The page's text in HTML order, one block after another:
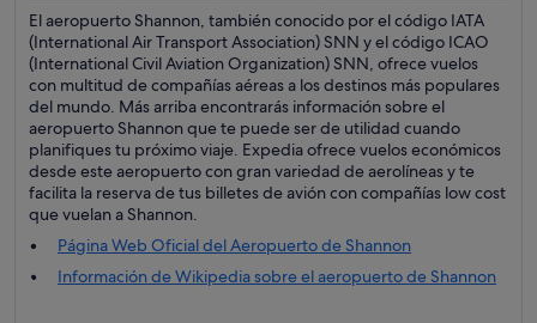
El aeropuerto Shannon, también conocido por el código IATA
(International Air Transport Association) SNN y el código ICAO
(International Civil Aviation Organization) SNN, ofrece vuelos
con multitud de compañías aéreas a los destinos más populares
del mundo. Más arriba encontrarás información sobre el
aeropuerto Shannon que te puede ser de utilidad cuando
planifiques tu próximo viaje. Expedia ofrece vuelos económicos
desde este aeropuerto con gran variedad de aerolíneas y te
facilita la reserva de tus billetes de avión con compañías low cost
que vuelan a Shannon.
Página Web Oficial del Aeropuerto de Shannon
Información de Wikipedia sobre el aeropuerto de Shannon